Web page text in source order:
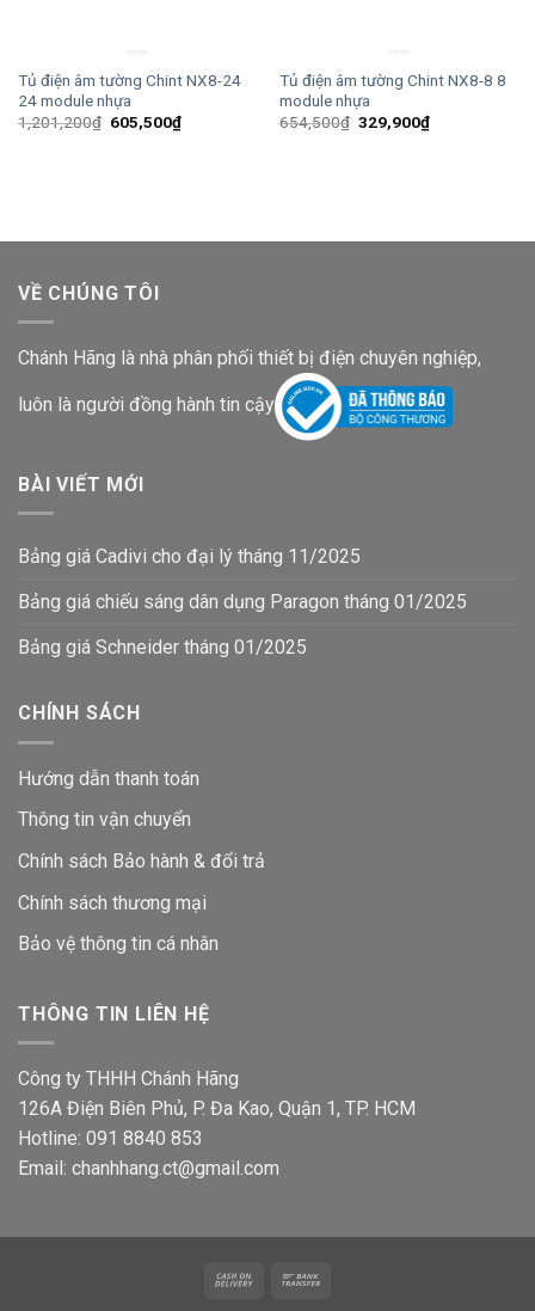
Tủ điện âm tường Chint NX8-24
24 module nhựa
1,201,200₫ Giá
605,500₫Giá
hiện
Tủ điện âm tường Chint NX8-8 8
module nhựa
654,500₫ Giá
329,900₫Giá
hiện
VỀ CHÚNG TÔI
Chánh Hãng là nhà phân phối thiết bị điện chuyên nghiệp,
luôn là người đồng hành tin cậy
BÀI VIẾT MỚI
Bảng giá Cadivi cho đại lý tháng 11/2025
Bảng giá chiếu sáng dân dụng Paragon tháng 01/2025
Bảng giá Schneider tháng 01/2025
CHÍNH SÁCH
Hướng dẫn thanh toán
Thông tin vận chuyển
Chính sách Bảo hành & đổi trả
Chính sách thương mại
Bảo vệ thông tin cá nhân
THÔNG TIN LIÊN HỆ
Công ty THHH Chánh Hãng
126A Điện Biên Phủ, P. Đa Kao, Quận 1, TP. HCM
Hotline: 091 8840 853
Email: chanhhang.ct@gmail.com
Cash